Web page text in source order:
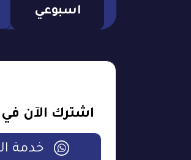
اسبوعي
اشترك الآن
خدمة